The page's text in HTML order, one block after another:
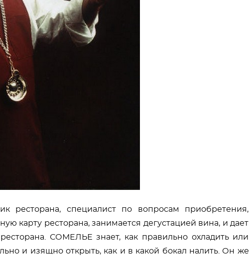
специалист по вопросам приобретения,
карту ресторана, занимается дегустацией вина, и дает
СОМЕЛЬЕ знает, как правильно охладить или
и изящно открыть, как и в какой бокал налить. Он же